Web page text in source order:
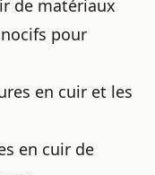
de matériaux
pour
en cuir et les
en cuir de